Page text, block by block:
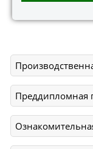
Преддипломная